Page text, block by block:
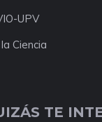
UPV
Ciencia
TE